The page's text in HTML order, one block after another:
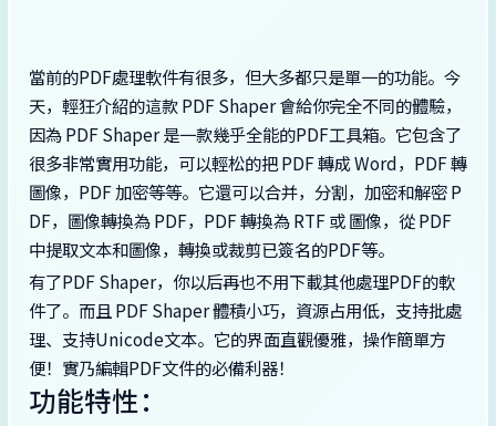
當前的PDF處理軟件有很多，但大多都只是單一的功能。今
天，輕狂介紹的這款 PDF Shaper 會給你完全不同的體驗，
因為 PDF Shaper 是一款幾乎全能的PDF工具箱。它包含了
很多非常實用功能，可以輕松的把 PDF 轉成 Word，PDF 轉
圖像，PDF 加密等等。它還可以合并，分割，加密和解密 P
DF，圖像轉換為 PDF，PDF 轉換為 RTF 或 圖像，從 PDF
中提取文本和圖像，轉換或裁剪已簽名的PDF等。
有了PDF Shaper，你以后再也不用下載其他處理PDF的軟
件了。而且 PDF Shaper 體積小巧，資源占用低，支持批處
理、支持Unicode文本。它的界面直觀優雅，操作簡單方
便！實乃編輯PDF文件的必備利器！
功能特性：